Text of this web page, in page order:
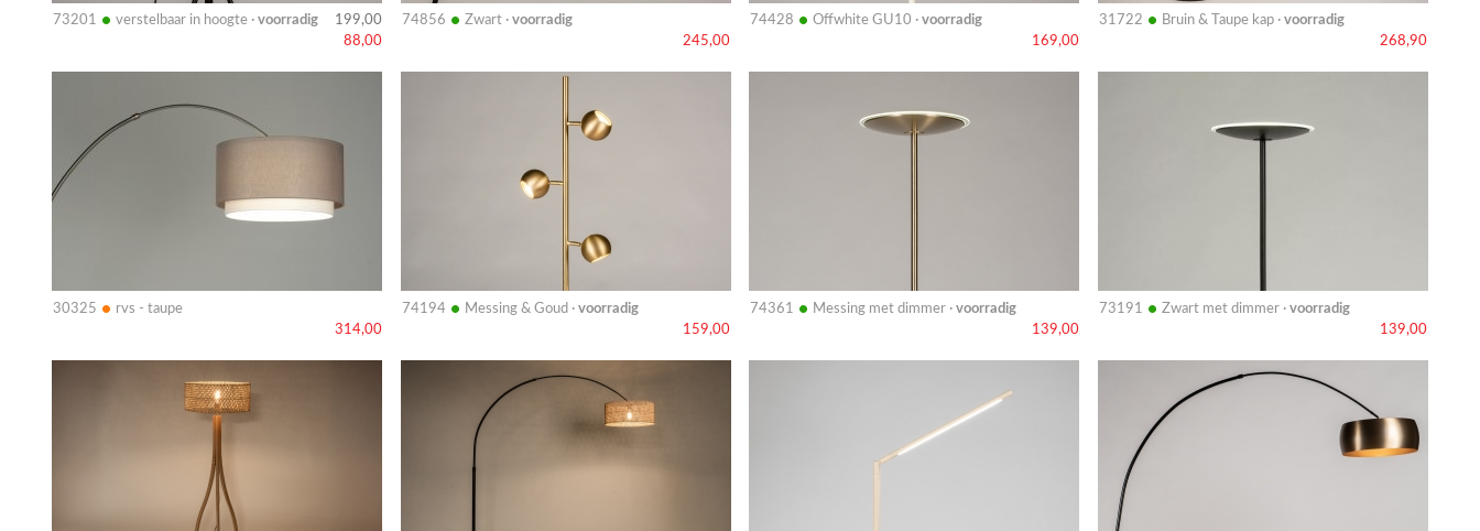
73201 • verstelbaar in hoogte · voorradig
199,00
88,00
74856 • Zwart · voorradig
245,00
74428 • Offwhite GU10 · voorradig
169,00
31722 • Bruin & Taupe kap · voorradig
268,90
30325 • rvs - taupe
314,00
74194 • Messing & Goud · voorradig
159,00
74361 • Messing met dimmer · voorradig
139,00
73191 • Zwart met dimmer · voorradig
139,00
Bekijk
Bekijk
Bekijk
Bekijk